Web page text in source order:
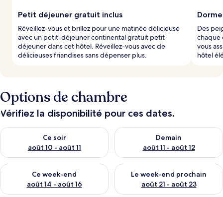
Petit déjeuner gratuit inclus
Réveillez-vous et brillez pour une matinée délicieuse
avec un petit-déjeuner continental gratuit petit
déjeuner dans cet hôtel. Réveillez-vous avec de
délicieuses friandises sans dépenser plus.
Des
chaque
vous
hôtel
Options de chambre
Vérifiez la disponibilité pour ces dates.
Ce soir
août 10 - août 11
Vérifier la disponibilité pour ce soir août 10 - août 11
Demain
août 11 - août 12
Vérifier la disponibilité pour
Ce week-end
août 14 - août 16
Vérifier la disponibilité pour ce week-end août 14 - août 16
Le week-end prochain
août 21 - août 23
Vérifier la disponibilité pour